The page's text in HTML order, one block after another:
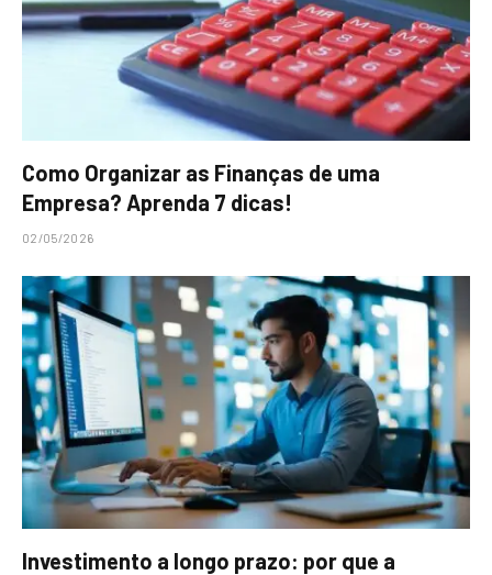
Como Organizar as Finanças de uma
Empresa? Aprenda 7 dicas!
02/05/2026
Investimento a longo prazo: por que a